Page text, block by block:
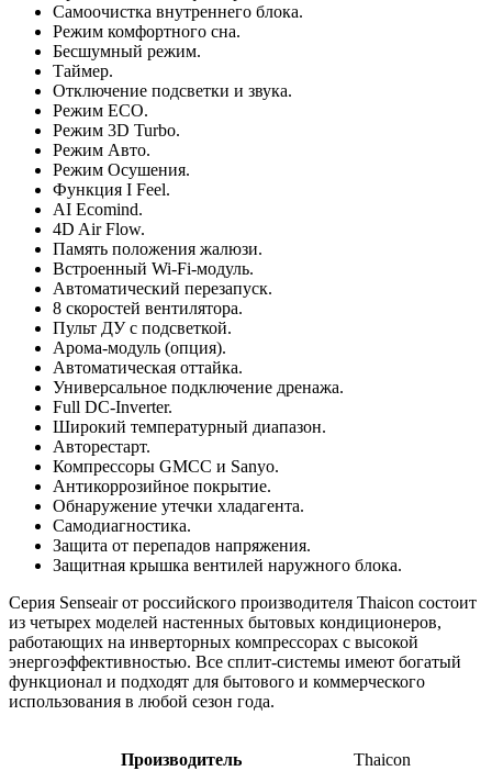
Самоочистка внутреннего блока.
Режим комфортного сна.
Бесшумный режим.
Таймер.
Отключение подсветки и звука.
Режим ECO.
Режим 3D Turbo.
Режим Авто.
Режим Осушения.
Функция I Feel.
AI Ecomind.
4D Air Flow.
Память положения жалюзи.
Встроенный Wi-Fi-модуль.
Автоматический перезапуск.
8 скоростей вентилятора.
Пульт ДУ с подсветкой.
Арома-модуль (опция).
Автоматическая оттайка.
Универсальное подключение дренажа.
Full DC-Inverter.
Широкий температурный диапазон.
Авторестарт.
Компрессоры GMCC и Sanyo.
Антикоррозийное покрытие.
Обнаружение утечки хладагента.
Самодиагностика.
Защита от перепадов напряжения.
Защитная крышка вентилей наружного блока.
Серия Senseair от российского производителя Thaicon состоит
из четырех моделей настенных бытовых кондиционеров,
работающих на инверторных компрессорах с высокой
энергоэффективностью. Все сплит-системы имеют богатый
функционал и подходят для бытового и коммерческого
использования в любой сезон года.
Производитель Thaicon